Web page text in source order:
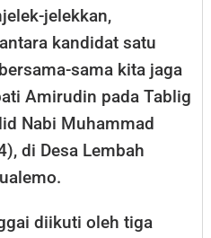
jelekkan,
kandidat satu
sama kita jaga
Amirudin pada Tablig
Nabi Muhammad
di Desa Lembah
diikuti oleh tiga